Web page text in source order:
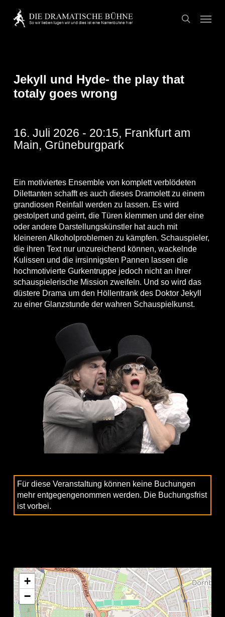
main
search
Menu
Jekyll und Hyde- the play that
totaly goes wrong
16. Juli 2026 - 20:15, Frankfurt am
Main, Grüneburgpark
Ein motiviertes Ensemble von komplett verblödeten
Dilettanten schafft es auch dieses Dramolett zu einem
grandiosen Reinfall werden zu lassen. Es wird
gestolpert und geirrt, die Türen klemmen und der eine
oder andere Darstellungskünstler hat auch mit
kleineren Alkoholproblemen zu kämpfen. Schauspieler,
die ihren Text nur unzureichend können, wackelnde
Kulissen und die irrsinnigsten Pannen lassen die
hochmotivierte Gurkentruppe jedoch nicht an ihrer
schauspielerische Mission zweifeln. Und so wird das
düstere Drama um den Höllentrank des Doktor Jekyll
zu einer Glanzstunde der wahren Schauspielkunst.
Für diese Veranstaltung können keine Buchungen
mehr entgegengenommen werden. Die Buchungsfrist
ist vorbei.
+
−